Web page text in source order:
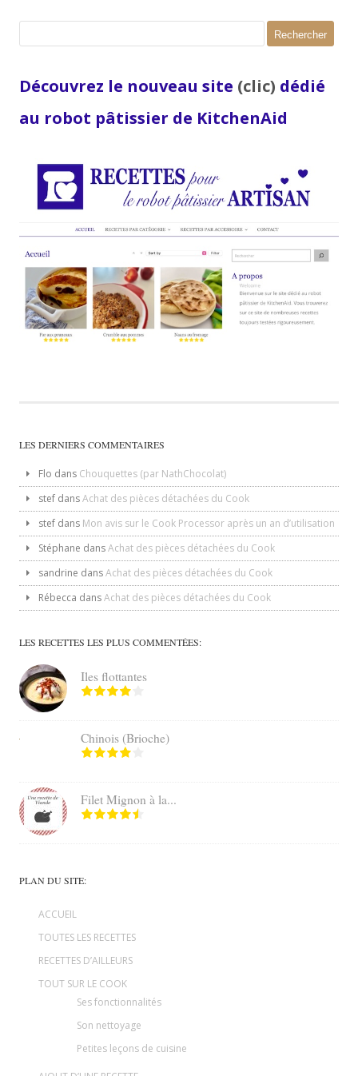
Découvrez le nouveau site (clic) dédié
au robot pâtissier de KitchenAid
LES DERNIERS COMMENTAIRES
Flo dans Chouquettes (par NathChocolat)
stef dansAchat des pièces détachées du Cook
stef dans Mon avis sur le Cook Processor après un an d’utilisation
Stéphane dansAchat des pièces détachées du Cook
sandrine dansAchat des pièces détachées du Cook
Rébecca dansAchat des pièces détachées du Cook
LES RECETTES LES PLUS COMMENTÉES:
Iles flottantes
Chinois (Brioche)
Filet Mignon à la...
PLAN DU SITE:
ACCUEIL
TOUTES LES RECETTES
RECETTES D’AILLEURS
TOUT SUR LE COOK
Ses fonctionnalités
Son nettoyage
Petites leçons de cuisine